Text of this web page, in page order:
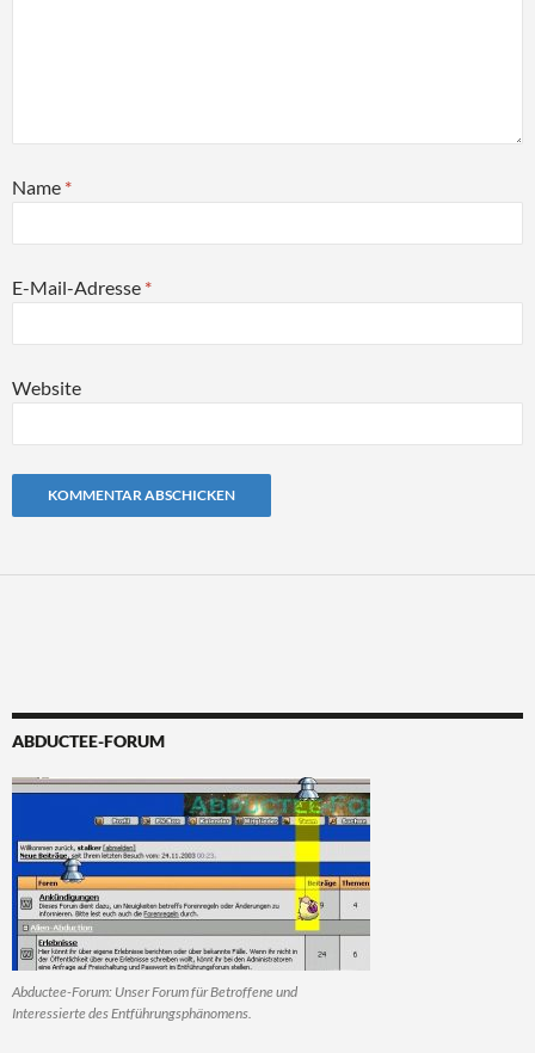
Name *
E-Mail-Adresse *
Website
ABDUCTEE-FORUM
Abductee-Forum: Unser Forum für Betroffene und
Interessierte des Entführungsphänomens.